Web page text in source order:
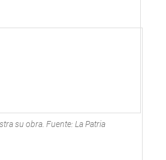
su obra. Fuente: La Patria